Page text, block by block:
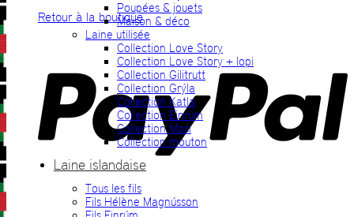
Retour à la boutique
Poupées & jouets
Maison & déco
Laine utilisée
Collection Love Story
Collection Love Story + lopi
Collection Gilitrutt
Collection Grýla
Collection Katla
Collection Einrúm
Collection Mosi
Collection mouton
Laine islandaise
Tous les fils
Fils Hélène Magnússon